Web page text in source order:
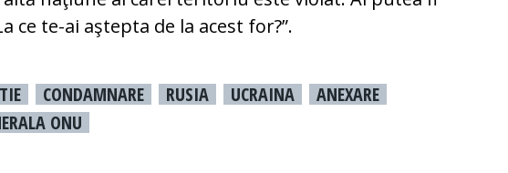
ce te-ai aştepta de la acest for?”.
CONDAMNARE RUSIA UCRAINA
ANEXARE
ONU